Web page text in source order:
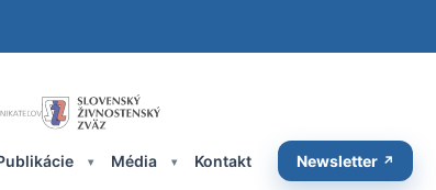
Média Kontakt Newsletter